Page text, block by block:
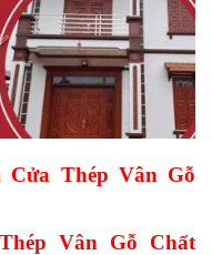
Thép Vân Gỗ
Vân Gỗ Chất